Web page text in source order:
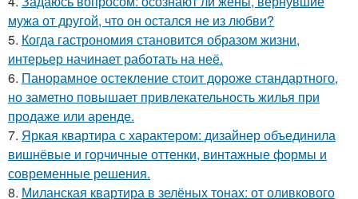
мужа от другой, что он остался не из любви?
5. Когда гастрономия становится образом жизни,
интерьер начинает работать на неё.
6. Панорамное остекление стоит дороже стандартного,
но заметно повышает привлекательность жилья при
продаже или аренде.
7. Яркая квартира с характером: дизайнер объединила
вишнёвые и горчичные оттенки, винтажные формы и
современные решения.
8. Миланская квартира в зелёных тонах: от оливкового